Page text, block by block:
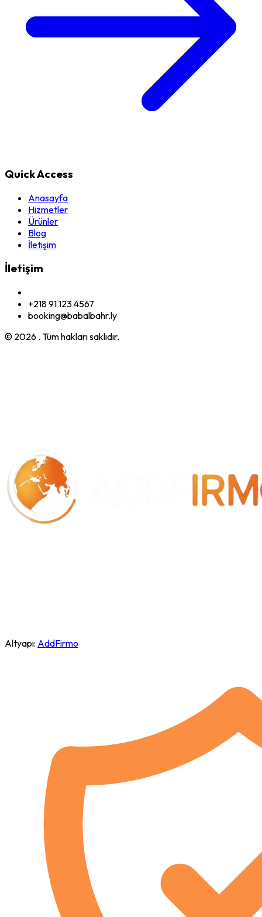
Quick Access
Anasayfa
Hizmetler
Ürünler
Blog
İletişim
İletişim
+218 91 123 4567
booking@babalbahr.ly
© 2026 . Tüm hakları saklıdır.
Altyapı: AddFirmo